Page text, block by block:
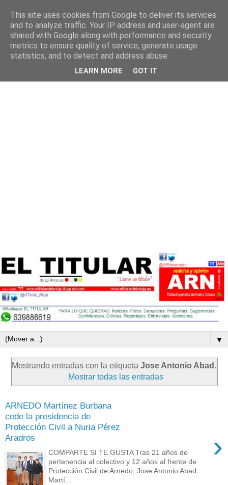
▼
Mostrando entradas con la etiqueta Jose Antonio Abad .
Mostrar todas las entradas
ARNEDO Martínez Burbana
cede la presidencia de
Protección Civil a Nuria Pérez
Aradros
›
COMPARTE SI TE GUSTA Tras 21 años de
pertenencia al colectivo y 12 años al frente de
Protección Civil de Arnedo, Jose Antonio Abad
Martí...
This site uses cookies from Google to deliver its services
and to analyze traffic. Your IP address and user-agent are
shared with Google along with performance and security
metrics to ensure quality of service, generate usage
statistics, and to detect and address abuse.
LEARN MORE GOT IT